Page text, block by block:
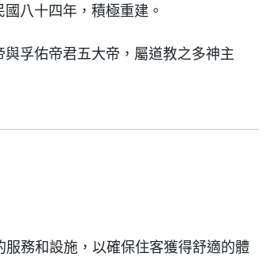
八十四年，積極重建。
孚佑帝君五大帝，屬道教之多神主
服務和設施，以確保住客獲得舒適的體